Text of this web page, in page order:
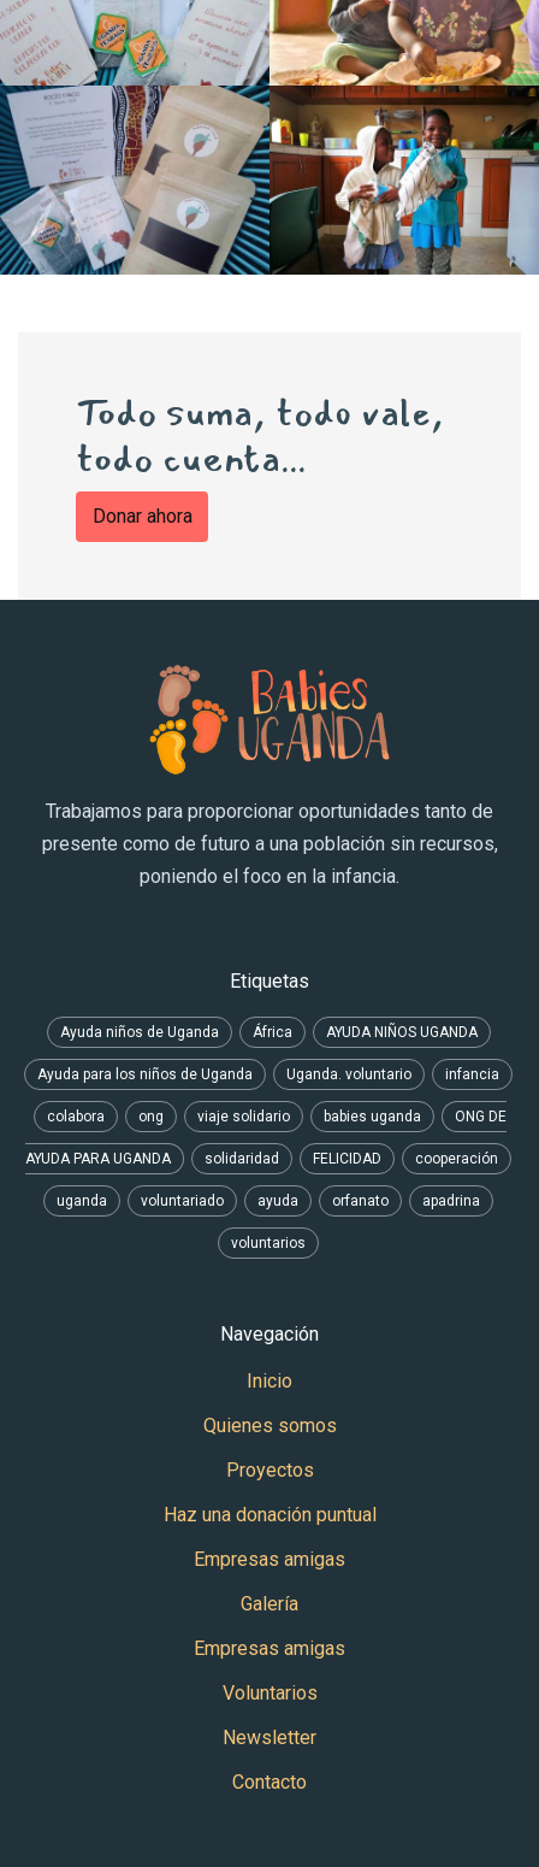
Todo suma, todo vale,
todo cuenta...
Donar ahora
Trabajamos para proporcionar oportunidades tanto de
presente como de futuro a una población sin recursos,
poniendo el foco en la infancia.
Etiquetas
Ayuda niños de Uganda África AYUDA NIÑOS UGANDA
Ayuda para los niños de Uganda Uganda. voluntario infancia
colabora ong viaje solidario babies uganda ONG DE
AYUDA PARA UGANDA solidaridad FELICIDAD cooperación
uganda voluntariado ayuda orfanato apadrina
voluntarios
Navegación
Inicio
Quienes somos
Proyectos
Haz una donación puntual
Empresas amigas
Galería
Empresas amigas
Voluntarios
Newsletter
Contacto